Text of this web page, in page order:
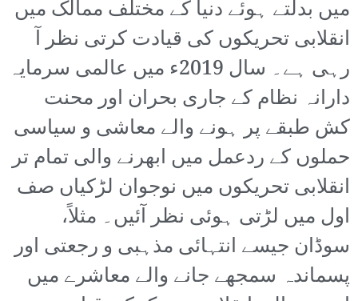
میں بدلتے ہوئے دنیا کے مختلف ممالک میں
انقلابی تحریکوں کی قیادت کرتی نظر آ
رہی ہے۔ سال 2019ء میں عالمی سرمایہ
دارانہ نظام کے جاری بحران اور محنت
کش طبقے پر ہونے والے معاشی و سیاسی
حملوں کے ردعمل میں ابھرنے والی تمام تر
انقلابی تحریکوں میں نوجوان لڑکیاں صف
اول میں لڑتی ہوئی نظر آئیں۔ مثلاً،
سوڈان جیسے انتہائی مذہبی و رجعتی اور
پسماندہ سمجھے جانے والے معاشرے میں